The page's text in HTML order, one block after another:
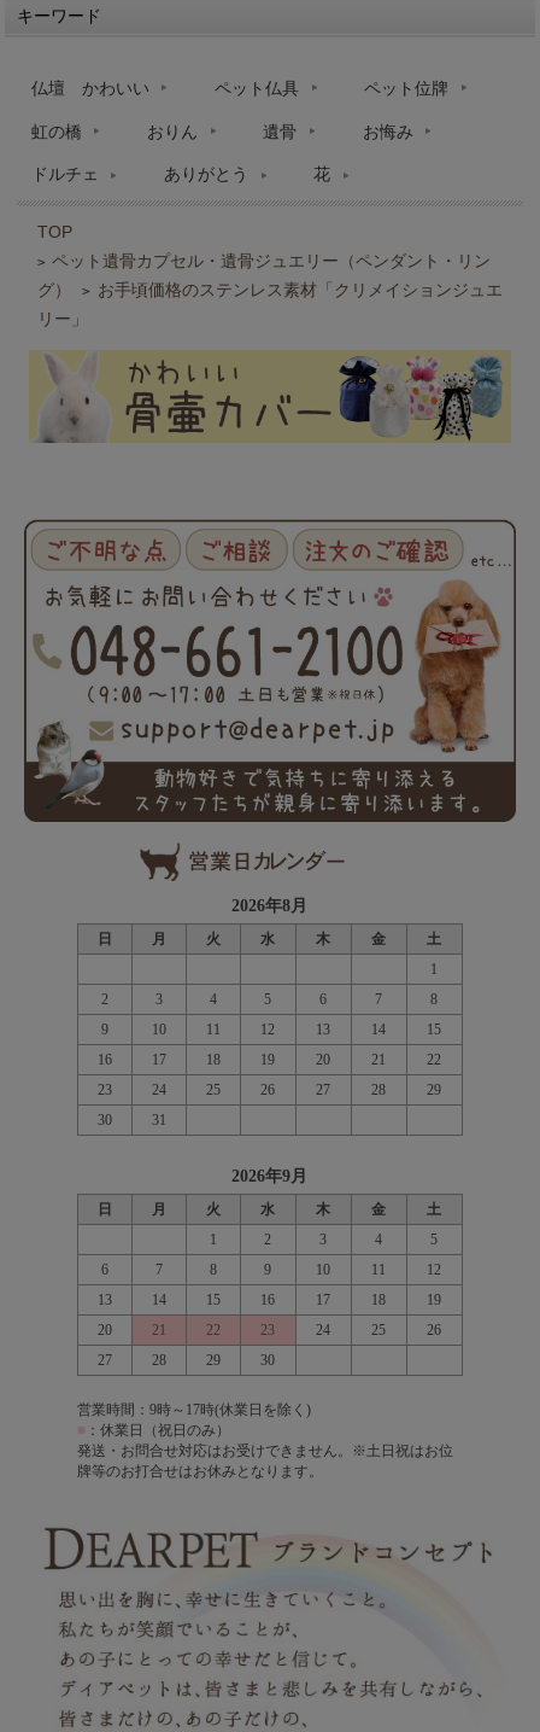
キーワード
仏壇 かわいい ペット仏具 ペット位牌
虹の橋 おりん 遺骨 お悔み
ドルチェ ありがとう 花
TOP
> ペット遺骨カプセル・遺骨ジュエリー（ペンダント・リン
グ）
>
お手頃価格のステンレス素材「クリメイションジュエ
リー」